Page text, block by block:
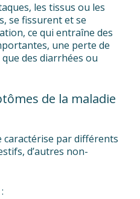
les tissus ou les
se fissurent et se
ce qui entraîne des
une perte de
des diarrhées ou
de la maladie
caractérise par différents
d’autres non-